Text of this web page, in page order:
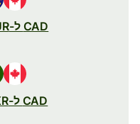
CAD ל-EUR
CAD ל-PKR